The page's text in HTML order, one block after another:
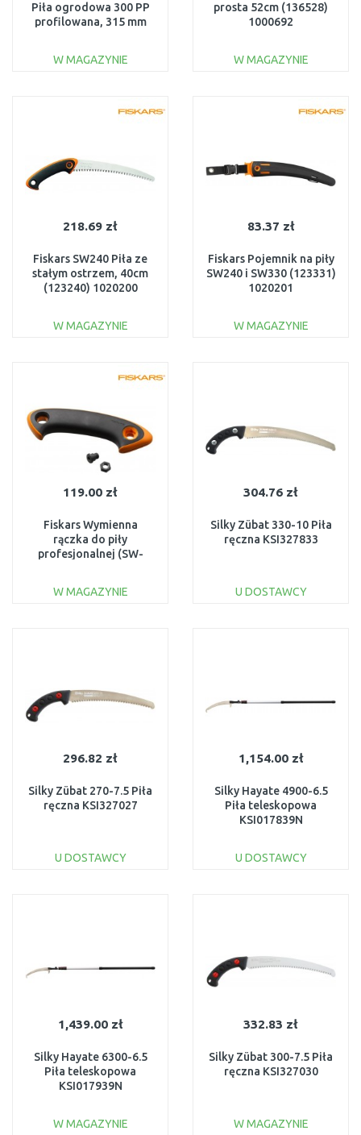
Piła ogrodowa 300 PP
profilowana, 315 mm
W MAGAZYNIE
Do porównania
prosta 52cm (136528)
1000692
W MAGAZYNIE
Do porównania
218.69 zł
Fiskars SW240 Piła ze
stałym ostrzem, 40cm
(123240) 1020200
W MAGAZYNIE
Do porównania
83.37 zł
Fiskars Pojemnik na piły
SW240 i SW330 (123331)
1020201
W MAGAZYNIE
119.00 zł
Fiskars Wymienna
rączka do piły
profesjonalnej (SW-
W MAGAZYNIE
304.76 zł
Silky Zübat 330-10 Piła
ręczna KSI327833
U DOSTAWCY
296.82 zł
Silky Zübat 270-7.5 Piła
ręczna KSI327027
U DOSTAWCY
1,154.00 zł
Silky Hayate 4900-6.5
Piła teleskopowa
KSI017839N
U DOSTAWCY
1,439.00 zł
Silky Hayate 6300-6.5
Piła teleskopowa
KSI017939N
W MAGAZYNIE
332.83 zł
Silky Zübat 300-7.5 Piła
ręczna KSI327030
W MAGAZYNIE